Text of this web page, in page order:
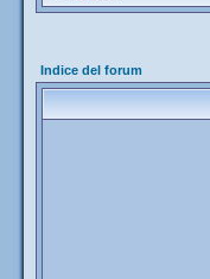
Indice del forum